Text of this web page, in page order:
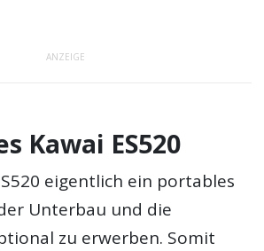
ANZEIGE
Kawai ES520
eigentlich ein portables
Unterbau und die
zu erwerben. Somit